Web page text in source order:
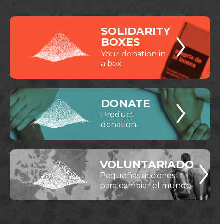
SOLIDARITY
BOXES
Your donation in
a box
DONATE
Product
donation
VOLUNTARIADO
Pequeñas acciones
para cambiar el mundo